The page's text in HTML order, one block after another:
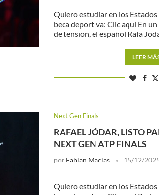
Quiero estudiar en los
beca deportiva: Clic aquí En
de tensión, el español Rafa
LEER
Next Gen Finals
RAFAEL JÓDAR, LISTO
NEXT GEN ATP FINALS
por Fabian Macias 15/12/2025
Quiero estudiar en los